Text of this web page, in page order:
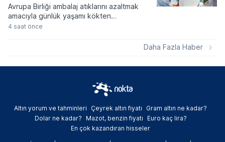
Avrupa Birliği ambalaj atıklarını azaltmak
amacıyla günlük yaşamı kökten
değiştirecek geniş kapsamlı bir yasal
kadar pek çok alanda aşamalı yasaklar
4 saat önce
Daha Fazla Haber
Altın yorum ve tahminleri Çeyrek altın fiyatı
Gram altın ne kadar?
Dolar ne kadar?
Mazot, benzin fiyatı
Euro kaç lira?
En çok kazandıran hisseler